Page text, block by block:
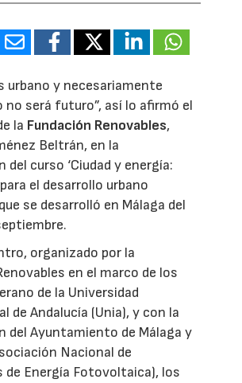
urbano y necesariamente
no será futuro”, así lo afirmó el
la Fundación Renovables,
Beltrán, en la
del curso ‘Ciudad y energía:
el desarrollo urbano
se desarrolló en Málaga del
organizado por la
en el marco de los
de la Universidad
de Andalucía (Unia), y con la
del Ayuntamiento de Málaga y
Nacional de
de Energía Fotovoltaica), los